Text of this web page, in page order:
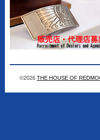
©2026 THE HOUSE OF